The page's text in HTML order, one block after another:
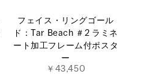
フェイス・リングゴール
ド：Tar Beach ＃2 ラミネ
ート加工フレーム付ポスタ
ー
￥43,450